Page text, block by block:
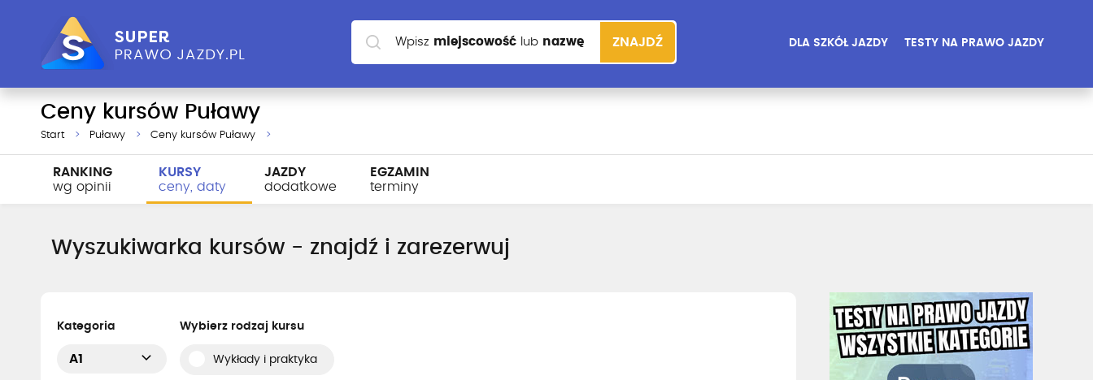
DLA SZKÓŁ JAZDY TESTY NA PRAWO JAZDY
Wpisz miejscowość lub nazwę
szkoły
ZNAJDŹ
Ceny kursów Puławy
Start Puławy Ceny kursów Puławy
RANKING
wg opinii
KURSY
ceny, daty
JAZDY
dodatkowe
EGZAMIN
terminy
Wyszukiwarka kursów - znajdź i zarezerwuj
Kategoria
A1
Wybierz rodzaj kursu
Wykłady i praktyka